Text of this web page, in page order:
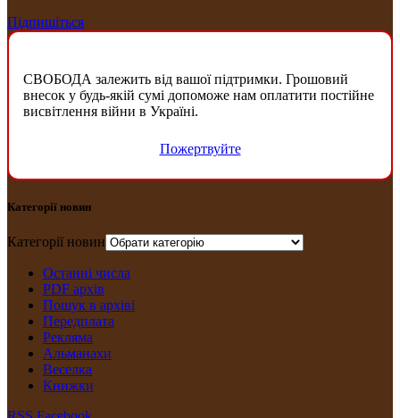
Підпишіться
СВОБОДА залежить від вашої підтримки. Грошовий
внесок у будь-якій сумі допоможе нам оплатити постійне
висвітлення війни в Україні.
Пожертвуйте
Категорії новин
Категорії новин
Останні числа
PDF архів
Пошук в архіві
Передплата
Рекляма
Альманахи
Веселка
Книжки